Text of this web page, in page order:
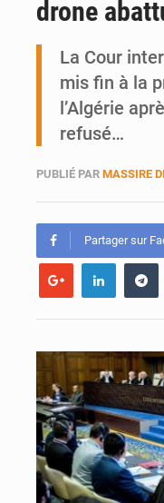
drone
La Cour
mis fin à la
l’Algérie
refusé…
PUBLIÉ PAR MASSIRE
Partager sur